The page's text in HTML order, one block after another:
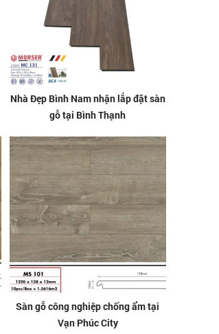
Nhà Đẹp Bình Nam nhận lắp đặt sàn
gỗ tại Bình Thạnh
Sàn gỗ công nghiệp chống ẩm tại
Vạn Phúc City